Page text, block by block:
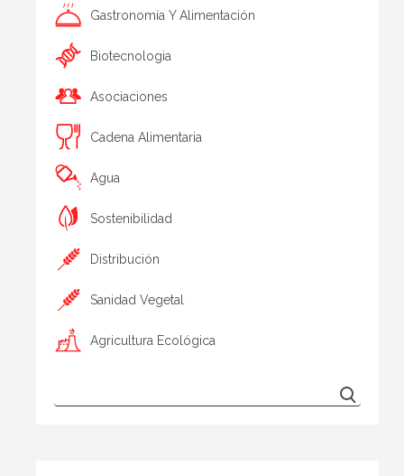
Gastronomía Y Alimentación
Biotecnologia
Asociaciones
Cadena Alimentaria
Agua
Sostenibilidad
Distribución
Sanidad Vegetal
Agricultura Ecológica